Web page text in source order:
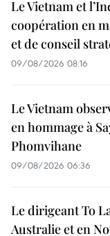
Le Vietnam et
coopération en
et de conseil
09/08/2026 08:16
Le Vietnam
en hommage à
Phomvihane
09/08/2026 06:36
Le dirigeant To
Australie et en